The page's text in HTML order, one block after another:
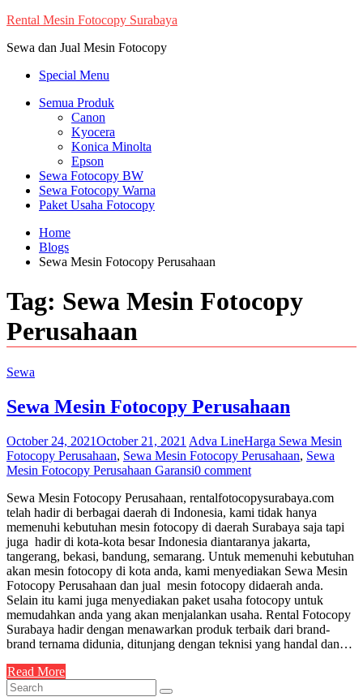
Skip
content
Rental Mesin Fotocopy Surabaya
Sewa dan Jual Mesin Fotocopy
Special Menu
Semua Produk
Canon
Kyocera
Konica Minolta
Epson
Sewa Fotocopy BW
Sewa Fotocopy Warna
Paket Usaha Fotocopy
Home
Blogs
Sewa Mesin Fotocopy Perusahaan
Tag: Sewa Mesin Fotocopy
Perusahaan
Sewa
Sewa Mesin Fotocopy Perusahaan
October 24, 2021October 21, 2021 Adva LineHarga Sewa Mesin
Fotocopy Perusahaan, Sewa Mesin Fotocopy Perusahaan, Sewa
Mesin Fotocopy Perusahaan Garansi0 comment
Sewa Mesin Fotocopy Perusahaan, rentalfotocopysurabaya.com
telah hadir di berbagai daerah di Indonesia, kami tidak hanya
memenuhi kebutuhan mesin fotocopy di daerah Surabaya saja tapi
juga hadir di kota-kota besar Indonesia diantaranya jakarta,
tangerang, bekasi, bandung, semarang. Untuk memenuhi kebutuhan
akan mesin fotocopy di kota anda, kami menyediakan Sewa Mesin
Fotocopy Perusahaan dan jual mesin fotocopy didaerah anda.
Selain itu kami juga menyediakan paket usaha fotocopy untuk
memudahkan anda yang akan menjalankan usaha. Rental Fotocopy
Surabaya hadir dengan menawarkan produk terbaik dari brand-
brand ternama didunia, ditunjang dengan teknisi yang handal dan…
Read More